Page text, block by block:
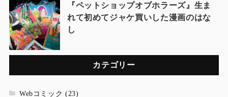
『ペットショップオブホラーズ』生ま
れて初めてジャケ買いした漫画のはな
し
カテゴリー
Webコミック (23)